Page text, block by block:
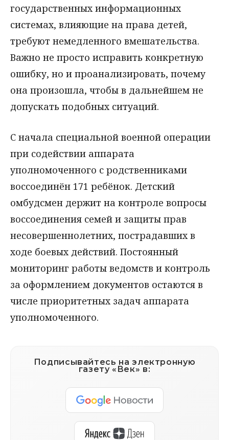
государственных информационных
системах, влияющие на права детей,
требуют немедленного вмешательства.
Важно не просто исправить конкретную
ошибку, но и проанализировать, почему
она произошла, чтобы в дальнейшем не
допускать подобных ситуаций.
С начала специальной военной операции
при содействии аппарата
уполномоченного с родственниками
воссоединён 171 ребёнок. Детский
омбудсмен держит на контроле вопросы
воссоединения семей и защиты прав
несовершеннолетних, пострадавших в
ходе боевых действий. Постоянный
мониторинг работы ведомств и контроль
за оформлением документов остаются в
числе приоритетных задач аппарата
уполномоченного.
Подписывайтесь на электронную
газету «Век» в: